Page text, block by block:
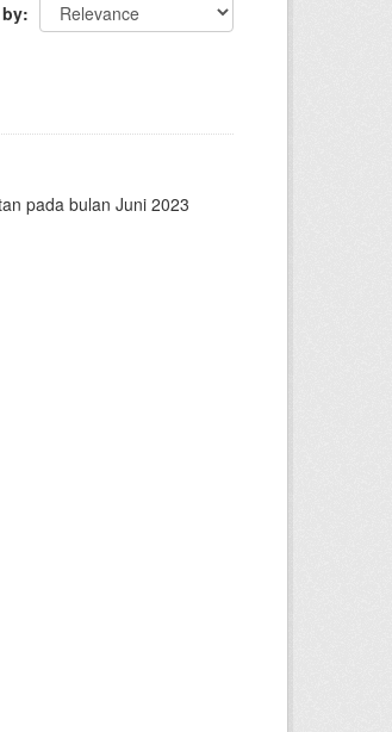
pada bulan Juni 2023